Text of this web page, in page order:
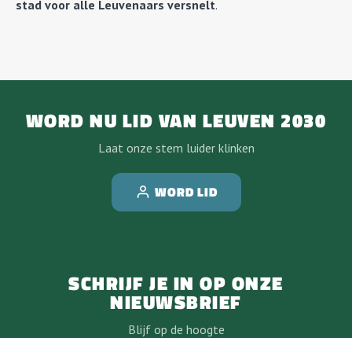
stad voor alle Leuvenaars versnelt.
WORD NU LID VAN LEUVEN 2030
Laat onze stem luider klinken
WORD LID
SCHRIJF JE IN OP ONZE
NIEUWSBRIEF
Blijf op de hoogte